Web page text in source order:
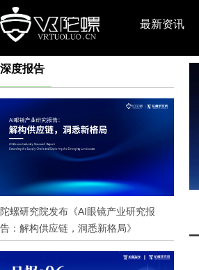
最新资讯
深度报告
陀螺研究院发布《AI眼镜产业研究报
告：解构供应链，洞悉新格局》